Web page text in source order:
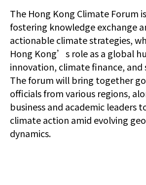
The Hong Kong Climate Forum
fostering knowledge exchange
actionable climate strategies,
Hong Kong’s role as a global
innovation, climate finance, and
The forum will bring together
officials from various regions,
business and academic leaders
climate action amid evolving
dynamics.